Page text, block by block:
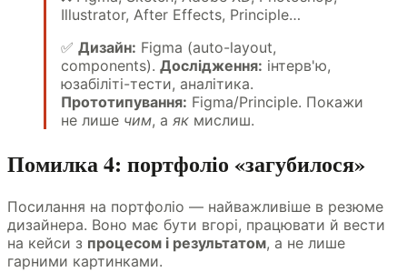
Illustrator, After Effects, Principle…
✅ Дизайн: Figma (auto-layout,
components). Дослідження: інтерв'ю,
юзабіліті-тести, аналітика.
Прототипування: Figma/Principle. Покажи
не лише чим, а як мислиш.
Помилка 4: портфоліо «загубилося»
Посилання на портфоліо — найважливіше в резюме
дизайнера. Воно має бути вгорі, працювати й вести
на кейси з процесом і результатом, а не лише
гарними картинками.